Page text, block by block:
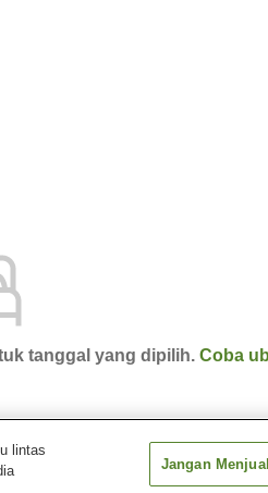
tanggal yang dipilih. Coba
lintas
Jangan